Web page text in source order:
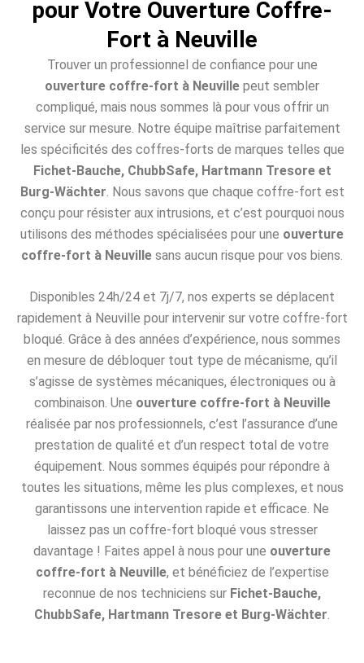
pour Votre Ouverture Coffre-
Fort à Neuville
Trouver un professionnel de confiance pour une
ouverture coffre-fort à Neuville peut sembler
compliqué, mais nous sommes là pour vous offrir un
service sur mesure. Notre équipe maîtrise parfaitement
les spécificités des coffres-forts de marques telles que
Fichet-Bauche, ChubbSafe, Hartmann Tresore et
Burg-Wächter . Nous savons que chaque coffre-fort est
conçu pour résister aux intrusions, et c’est pourquoi nous
utilisons des méthodes spécialisées pour une ouverture
coffre-fort à Neuville sans aucun risque pour vos biens.
Disponibles 24h/24 et 7j/7, nos experts se déplacent
rapidement à Neuville pour intervenir sur votre coffre-fort
bloqué. Grâce à des années d’expérience, nous sommes
en mesure de débloquer tout type de mécanisme, qu’il
s’agisse de systèmes mécaniques, électroniques ou à
combinaison. Une ouverture coffre-fort à Neuville
réalisée par nos professionnels, c’est l’assurance d’une
prestation de qualité et d’un respect total de votre
équipement. Nous sommes équipés pour répondre à
toutes les situations, même les plus complexes, et nous
garantissons une intervention rapide et efficace. Ne
laissez pas un coffre-fort bloqué vous stresser
davantage ! Faites appel à nous pour une ouverture
coffre-fort à Neuville, et bénéficiez de l’expertise
reconnue de nos techniciens sur Fichet-Bauche,
ChubbSafe, Hartmann Tresore et Burg-Wächter.